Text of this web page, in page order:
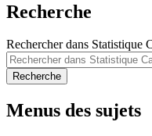
Recherche
Rechercher dans Statistique
Recherche
Menus des sujets